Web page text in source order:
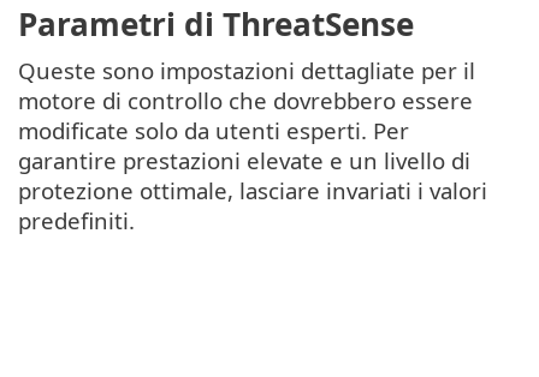
Parametri di ThreatSense
Queste sono impostazioni dettagliate per il
motore di controllo che dovrebbero essere
modificate solo da utenti esperti. Per
garantire prestazioni elevate e un livello di
protezione ottimale, lasciare invariati i valori
predefiniti.